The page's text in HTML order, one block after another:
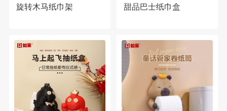
旋转木马纸巾架 甜品巴士纸巾盒